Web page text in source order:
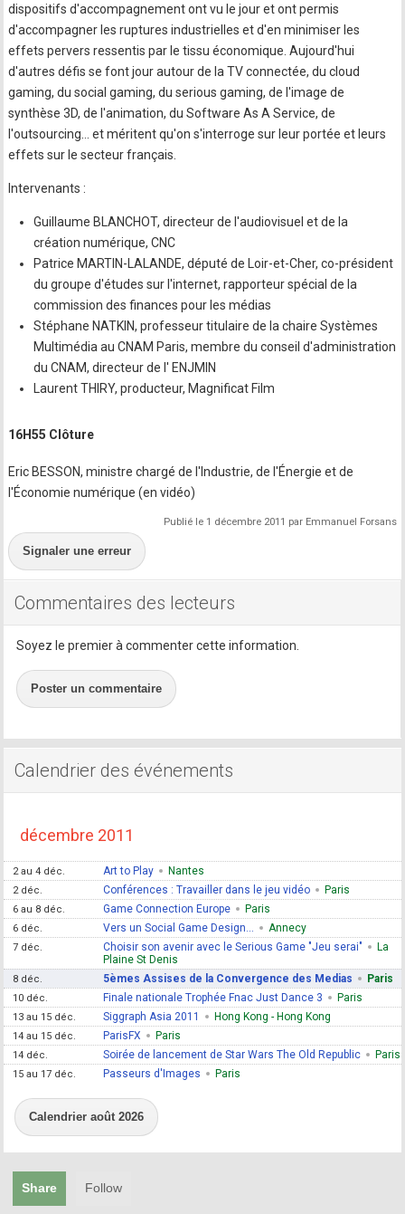
dispositifs d'accompagnement ont vu le jour et ont permis
d'accompagner les ruptures industrielles et d'en minimiser les
effets pervers ressentis par le tissu économique. Aujourd'hui
d'autres défis se font jour autour de la TV connectée, du cloud
gaming, du social gaming, du serious gaming, de l'image de
synthèse 3D, de l'animation, du Software As A Service, de
l'outsourcing… et méritent qu'on s'interroge sur leur portée et leurs
effets sur le secteur français.
Intervenants :
Guillaume BLANCHOT, directeur de l'audiovisuel et de la
création numérique, CNC
Patrice MARTIN-LALANDE, député de Loir-et-Cher, co-président
du groupe d'études sur l'internet, rapporteur spécial de la
commission des finances pour les médias
Stéphane NATKIN, professeur titulaire de la chaire Systèmes
Multimédia au CNAM Paris, membre du conseil d'administration
du CNAM, directeur de l' ENJMIN
Laurent THIRY, producteur, Magnificat Film
16H55 Clôture
Eric BESSON, ministre chargé de l'Industrie, de l'Énergie et de
l'Économie numérique (en vidéo)
Publié le 1 décembre 2011 par Emmanuel Forsans
Signaler une erreur
Commentaires des lecteurs
Soyez le premier à commenter cette information.
Poster un commentaire
Calendrier des événements
décembre 2011
2 au 4 déc. Art to Play Nantes
2 déc. Conférences : Travailler dans le jeu vidéo Paris
6 au 8 déc. Game Connection Europe Paris
6 déc. Vers un Social Game Design... Annecy
7 déc. Choisir son avenir avec le Serious Game "Jeu serai"
La
Plaine St Denis
8 déc. 5èmes Assises de la Convergence des Medias Paris
10 déc. Finale nationale Trophée Fnac Just Dance 3 Paris
13 au 15 déc. Siggraph Asia 2011 Hong Kong - Hong Kong
14 au 15 déc. ParisFX Paris
14 déc. Soirée de lancement de Star Wars The Old Republic Paris
15 au 17 déc. Passeurs d'Images Paris
Calendrier août 2026
Share Follow